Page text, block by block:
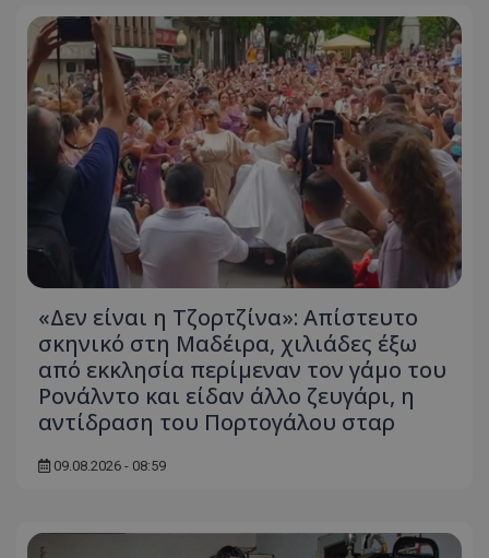
«Δεν είναι η Τζορτζίνα»: Απίστευτο
σκηνικό στη Μαδέιρα, χιλιάδες έξω
από εκκλησία περίμεναν τον γάμο του
Ρονάλντο και είδαν άλλο ζευγάρι, η
αντίδραση του Πορτογάλου σταρ
09.08.2026 - 08:59